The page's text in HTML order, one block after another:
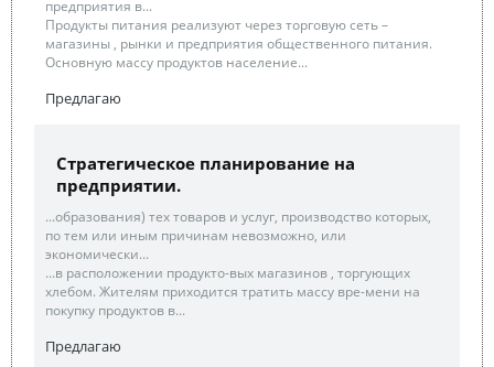
предприятия в...
Продукты питания реализуют через торговую сеть –
магазины , рынки и предприятия общественного питания.
Основную массу продуктов население...
Предлагаю
Стратегическое планирование на
предприятии.
...образования) тех товаров и услуг, производство которых,
по тем или иным причинам невозможно, или
экономически...
...в расположении продукто-вых магазинов , торгующих
хлебом. Жителям приходится тратить массу вре-мени на
покупку продуктов в...
Предлагаю